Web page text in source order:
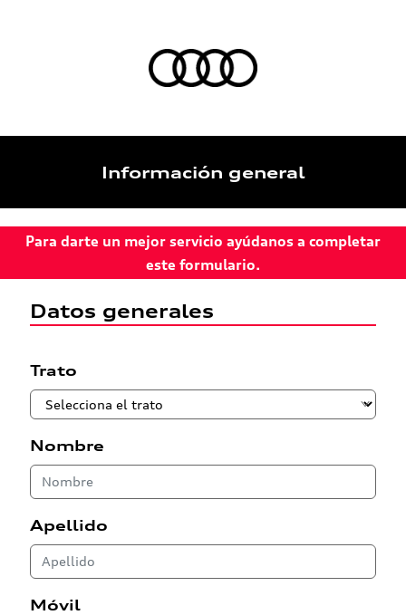
Información general
Para darte un mejor servicio ayúdanos a completar
este formulario.
Datos generales
Trato
Nombre
Apellido
Móvil